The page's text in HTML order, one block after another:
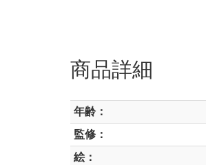
商品詳細
年齢：
監修：
絵：